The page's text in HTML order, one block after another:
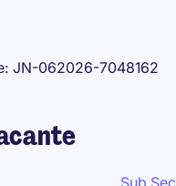
JN-062026-7048162
Sub